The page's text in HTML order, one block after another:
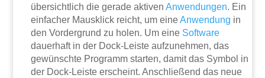
übersichtlich die gerade aktivenAnwendungen. Ein
einfacher Mausklick reicht, um eineAnwendung in
den Vordergrund zu holen. Um eine Software
dauerhaft in der Dock-Leiste aufzunehmen, das
gewünschte Programm starten, damit das Symbol in
der Dock-Leiste erscheint. Anschließend das neue